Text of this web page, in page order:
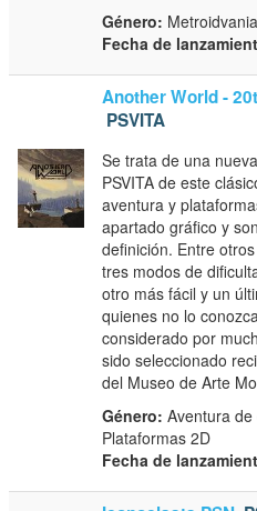
Género:
Fecha de
Another World -
PSVITA
Se trata de una
PSVITA de este
aventura y
apartado gráfico y
definición. Entre
tres modos de
otro más fácil y un
quienes no lo
considerado por
sido seleccionado
del Museo de Arte
Género: Aventura
Plataformas 2D
Fecha de